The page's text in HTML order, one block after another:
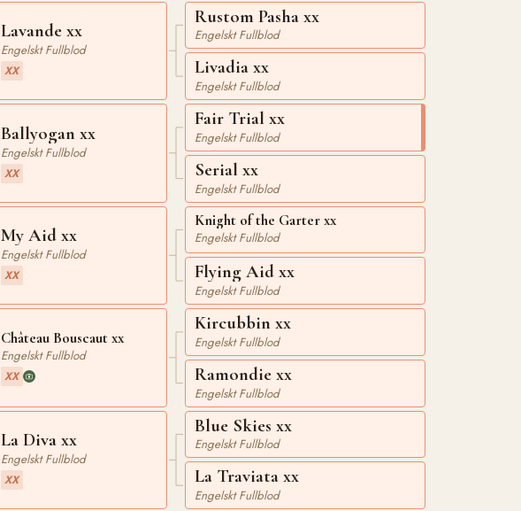
Lavande xx
Engelskt Fullblod
XX
Ballyogan xx
Engelskt Fullblod
XX
My Aid xx
Engelskt Fullblod
XX
Château Bouscaut xx
Engelskt Fullblod
XX
La Diva xx
Engelskt Fullblod
XX
Rustom Pasha xx
Engelskt Fullblod
Livadia xx
Engelskt Fullblod
Fair Trial xx
Engelskt Fullblod
Serial xx
Engelskt Fullblod
Knight of the Garter xx
Engelskt Fullblod
Flying Aid xx
Engelskt Fullblod
Kircubbin xx
Engelskt Fullblod
Ramondie xx
Engelskt Fullblod
Blue Skies xx
Engelskt Fullblod
La Traviata xx
Engelskt Fullblod